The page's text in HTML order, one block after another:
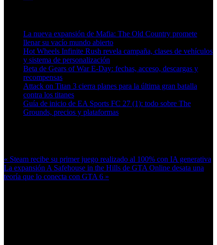
La nueva expansión de Mafia: The Old Country promete
llenar su vacío mundo abierto
Hot Wheels Infinite Rush revela campaña, clases de vehículos
y sistema de personalización
Beta de Gears of War E-Day: fechas, acceso, descargas y
recompensas
Attack on Titan 3 cierra planes para la última gran batalla
contra los titanes
Guía de inicio de EA Sports FC 27 (1): todo sobre The
Grounds, precios y plataformas
« Steam recibe su primer juego realizado al 100% con IA generativa
La expansión A Safehouse in the Hills de GTA Online desata una
teoría que lo conecta con GTA 6 »